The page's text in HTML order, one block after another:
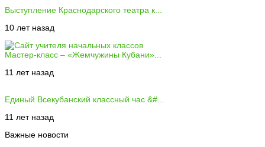
Выступление Краснодарского театра к...
10 лет назад
Мастер-класс – «Жемчужины Кубани»...
11 лет назад
Единый Всекубанский классный час &#...
11 лет назад
Важные новости